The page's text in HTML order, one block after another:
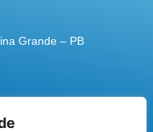
Grande – PB